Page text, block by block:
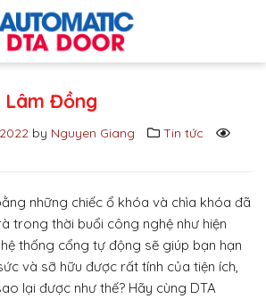
Lâm Đồng
by Nguyen Giang
Tin tức
những chiếc ổ khóa và chìa khóa đã
trong thời buổi công nghệ như hiện
thống cổng tự động sẽ giúp bạn hạn
và sỡ hữu được rất tính của tiện ích,
lại được như thế? Hãy cùng DTA